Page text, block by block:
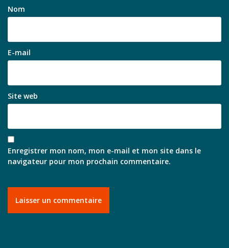
Nom
E-mail
Site web
Enregistrer mon nom, mon e-mail et mon site dans le
navigateur pour mon prochain commentaire.